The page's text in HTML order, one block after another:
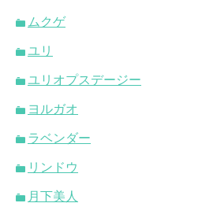
ムクゲ
ユリ
ユリオプスデージー
ヨルガオ
ラベンダー
リンドウ
月下美人